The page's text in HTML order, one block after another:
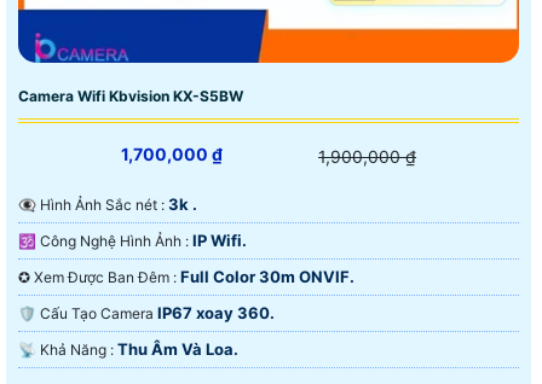
Camera Wifi Kbvision KX-S5BW
1,700,000 ₫ 1,900,000 ₫
👁️‍🗨 Hình Ảnh Sắc nét : 3k .
🕉️ Công Nghệ Hình Ảnh : IP Wifi.
✪ Xem Được Ban Đêm : Full Color 30m ONVIF.
🛡 Cấu Tạo Camera IP67 xoay 360.
️📡 Khả Năng : Thu Âm Và Loa.